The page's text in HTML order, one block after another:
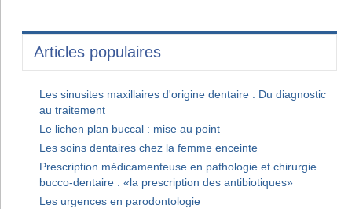
Articles populaires
Les sinusites maxillaires d'origine dentaire : Du diagnostic
au traitement
Le lichen plan buccal : mise au point
Les soins dentaires chez la femme enceinte
Prescription médicamenteuse en pathologie et chirurgie
bucco-dentaire : «la prescription des antibiotiques»
Les urgences en parodontologie